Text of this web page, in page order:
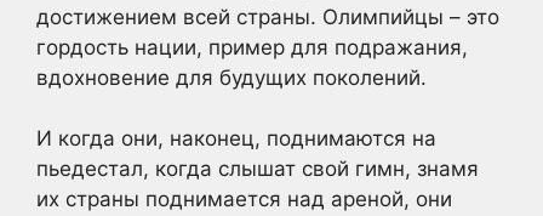
достижением всей страны. Олимпийцы – это
гордость нации, пример для подражания,
вдохновение для будущих поколений.
И когда они, наконец, поднимаются на
пьедестал, когда слышат свой гимн, знамя
их страны поднимается над ареной, они